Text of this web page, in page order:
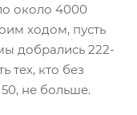
около 4000
ходом, пусть
добрались 222-
тех, кто без
не больше.